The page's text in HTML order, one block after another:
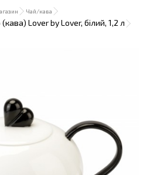
Чай/кава
Lover by Lover, білий, 1,2 л